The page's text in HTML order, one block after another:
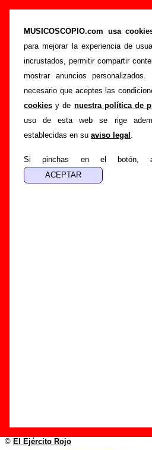
MUSICOSCOPIO.com usa
para mejorar la experiencia de
incrustados, permitir compartir
mostrar anuncios
necesario que aceptes las
cookies y de nuestra política de
uso de esta web se rige
establecidas en su aviso legal .
Si pinchas en el botón,
“Victoria Principal” (CD,
Portada >Beef >Discografía >
Esta página pretende recopilar
sobre eldisco “Victoria
Además del listado de
también se mostrarán en
información a medida que
relacionados con su publicación,
responsables de la
masterización), información
© El Ejército Rojo